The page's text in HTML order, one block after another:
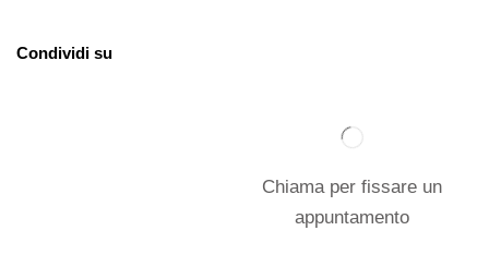
Condividi su
Chiama per fissare un
appuntamento